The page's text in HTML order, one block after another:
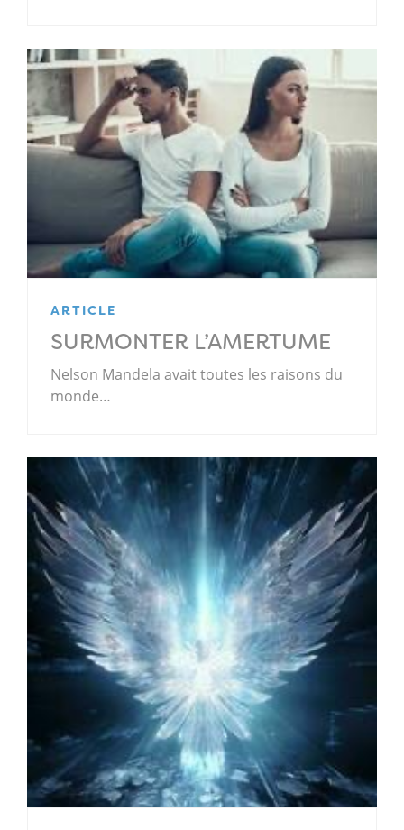
ARTICLE
SURMONTER L’AMERTUME
Nelson Mandela avait toutes les raisons du
monde…